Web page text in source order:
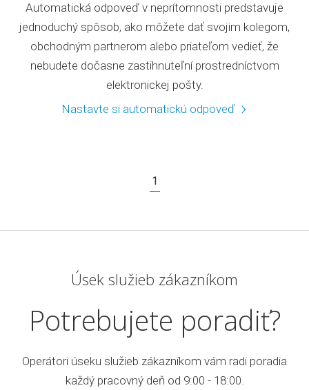
Automatická odpoveď v neprítomnosti predstavuje
jednoduchý spôsob, ako môžete dať svojim kolegom,
obchodným partnerom alebo priateľom vedieť, že
nebudete dočasne zastihnuteľní prostredníctvom
elektronickej pošty.
Nastavte si automatickú odpoveď
1
Úsek služieb zákazníkom
Potrebujete poradiť?
Operátori úseku služieb zákazníkom vám radi poradia
každý pracovný deň od 9:00 - 18:00.